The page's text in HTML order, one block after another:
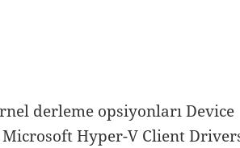
derleme opsiyonları Device
Hyper-V Client